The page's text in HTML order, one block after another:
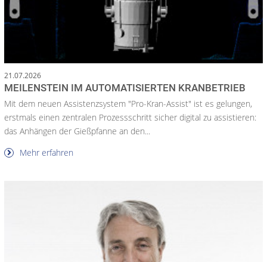
21.07.2026
MEILENSTEIN IM AUTOMATISIERTEN KRANBETRIEB
Mit dem neuen Assistenzsystem "Pro-Kran-Assist" ist es gelungen,
erstmals einen zentralen Prozessschritt sicher digital zu assistieren:
das Anhängen der Gießpfanne an den...
Mehr erfahren